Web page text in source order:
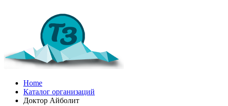
Home
Каталог организаций
Доктор Айболит